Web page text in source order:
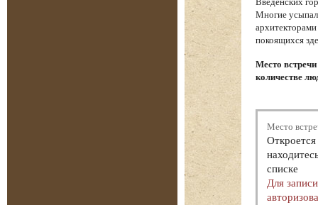
Многие
покоящихся
Место
количестве
Место
списке
Для